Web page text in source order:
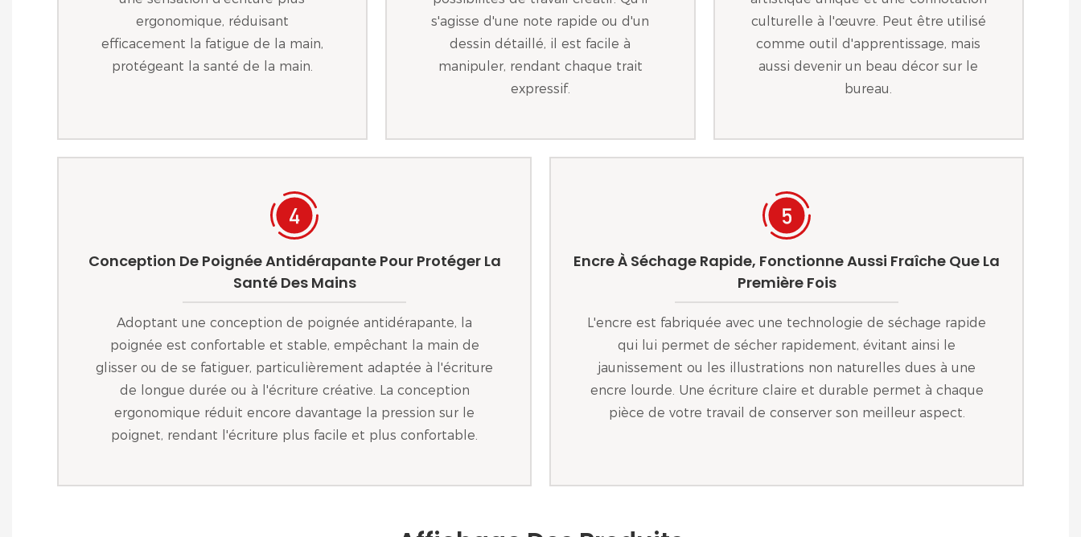
ergonomique, réduisant
efficacement la fatigue de la main,
protégeant la santé de la main.
s'agisse d'une note rapide ou d'un
dessin détaillé, il est facile à
manipuler, rendant chaque trait
expressif.
culturelle à l'œuvre. Peut être utilisé
comme outil d'apprentissage, mais
aussi devenir un beau décor sur le
bureau.
Conception De Poignée Antidérapante Pour Protéger La
Santé Des Mains
Adoptant une conception de poignée antidérapante, la
poignée est confortable et stable, empêchant la main de
glisser ou de se fatiguer, particulièrement adaptée à l'écriture
de longue durée ou à l'écriture créative. La conception
ergonomique réduit encore davantage la pression sur le
poignet, rendant l'écriture plus facile et plus confortable.
Encre À Séchage Rapide, Fonctionne Aussi Fraîche Que La
Première Fois
L'encre est fabriquée avec une technologie de séchage rapide
qui lui permet de sécher rapidement, évitant ainsi le
jaunissement ou les illustrations non naturelles dues à une
encre lourde. Une écriture claire et durable permet à chaque
pièce de votre travail de conserver son meilleur aspect.